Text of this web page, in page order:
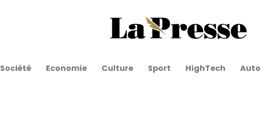
Société Economie Culture Sport HighTech Auto